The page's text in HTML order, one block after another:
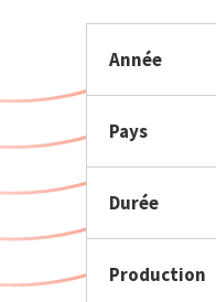
Année
Pays
Durée
Production